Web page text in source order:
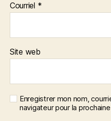
Courriel *
Site web
Enregistrer mon nom,
navigateur pour la